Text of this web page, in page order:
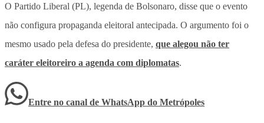
O Partido Liberal (PL), legenda de Bolsonaro, disse que o evento
não configura propaganda eleitoral antecipada. O argumento foi o
mesmo usado pela defesa do presidente, que alegou não ter
caráter eleitoreiro a agenda com diplomatas.
Entre no canal de WhatsApp do Metrópoles